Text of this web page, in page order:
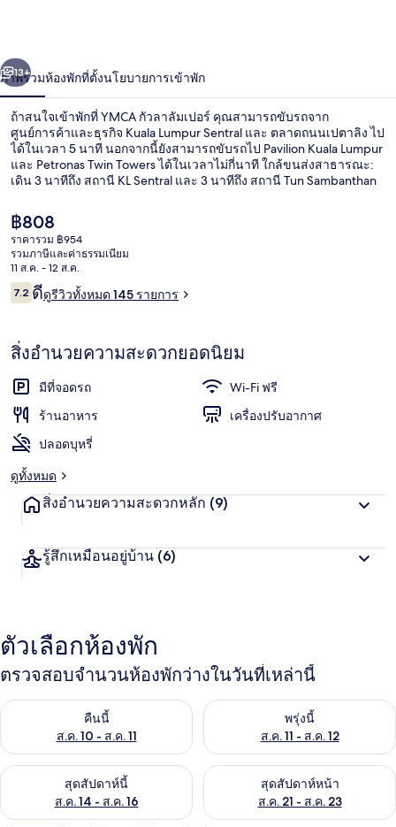
า
ถัดไป
13+
ภาพรวมห้องพักที่ตั้งนโยบายการเข้าพัก
ถ้าสนใจเข้าพักที่ YMCA กัวลาลัมเปอร์ คุณสามารถขับรถจาก
ศูนย์การค้าและธุรกิจ Kuala Lumpur Sentral และ ตลาดถนนเปตาลิง ไป
ได้ในเวลา 5 นาที นอกจากนี้ยังสามารถขับรถไป Pavilion Kuala Lumpur
และ Petronas Twin Towers ได้ในเวลาไม่กี่นาที ใกล้ขนส่งสาธารณะ:
เดิน 3 นาทีถึง สถานี KL Sentral และ 3 นาทีถึง สถานี Tun Sambanthan
ราคา
ปัจจุบัน
฿808
฿808
ราคารวม ฿954
รวมภาษีและค่าธรรมเนียม
11 ส.ค. - 12 ส.ค.
รีวิว
7.27.2 จาก 10
ดีดูรีวิวทั้งหมด 145 รายการ
สิ่งอำนวยความสะดวกยอดนิยม
มีที่จอดรถ
Wi-Fi ฟรี
ร้านอาหาร
เครื่องปรับอากาศ
ปลอดบุหรี่
ดูทั้งหมด
สิ่งอำนวยความสะดวกหลัก (9)
รู้สึกเหมือนอยู่บ้าน (6)
ตัวเลือกห้องพัก
ตรวจสอบจำนวนห้องพักว่างในวันที่เหล่านี้
คืนนี้
ส.ค. 10 - ส.ค. 11
ตรวจสอบจำนวนห้องพักว่างในคืนนี้ ส.ค. 10 - ส.ค. 11
พรุ่งนี้
ส.ค. 11 - ส.ค. 12
ตรวจสอบจำนวนห้องพักว่างในพ
สุดสัปดาห์นี้
ส.ค. 14 - ส.ค. 16
ตรวจสอบจำนวนห้องพักว่างในสุดสัปดาห์นี้ ส.ค. 14 - ส.ค. 16
สุดสัปดาห์หน้า
ส.ค. 21 - ส.ค. 23
ตรวจสอบจำนวนห้องพักว่างใน